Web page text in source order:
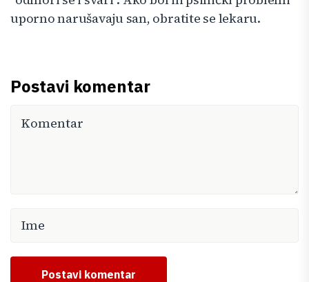
uporno narušavaju san, obratite se lekaru.
Postavi komentar
Postavi komentar